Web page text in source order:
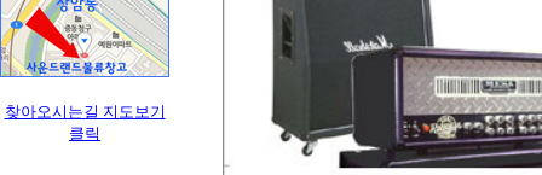
찾아오시는길 지도보기
클릭